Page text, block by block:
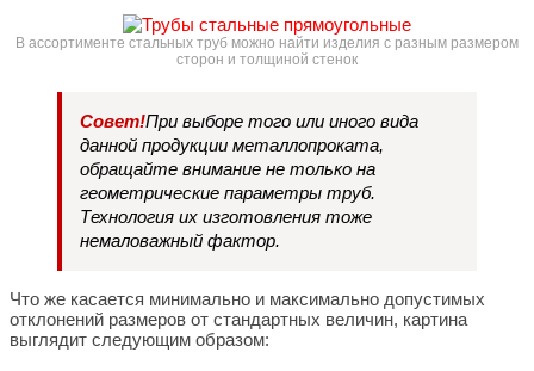
В ассортименте стальных труб можно найти изделия с разным размером
сторон и толщиной стенок
Совет!При выборе того или иного вида
данной продукции металлопроката,
обращайте внимание не только на
геометрические параметры труб.
Технология их изготовления тоже
немаловажный фактор.
Что же касается минимально и максимально допустимых
отклонений размеров от стандартных величин, картина
выглядит следующим образом: